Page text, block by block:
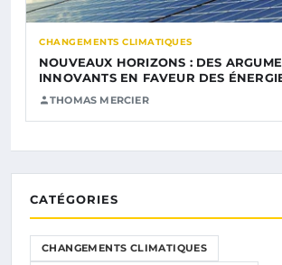
CHANGEMENTS CLIMATIQUES
NOUVEAUX HORIZONS : DES
INNOVANTS EN FAVEUR DES
THOMAS MERCIER
CATÉGORIES
CHANGEMENTS CLIMATIQUES